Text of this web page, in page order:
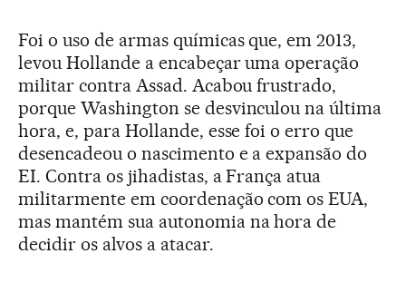
Foi o uso de armas químicas que, em 2013,
levou Hollande a encabeçar uma operação
militar contra Assad. Acabou frustrado,
porque Washington se desvinculou na última
hora, e, para Hollande, esse foi o erro que
desencadeou o nascimento e a expansão do
EI. Contra os jihadistas, a França atua
militarmente em coordenação com os EUA,
mas mantém sua autonomia na hora de
decidir os alvos a atacar.